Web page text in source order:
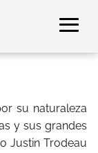
su naturaleza
y sus grandes
Justin Trodeau